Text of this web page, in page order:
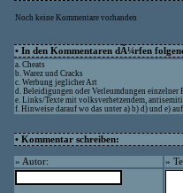
Noch keine Kommentare vorhanden
• In den Kommentaren dÃ¼rfen
a. Cheats
b. Warez und Cracks
c. Werbung jeglicher Art
d. Beleidigungen oder Verleumdungen einzelner
e. Links/Texte mit volksverhetzendem,
f. Hinweise darauf wo das unter a) b) d) und e)
• Kommentar schreiben:
» Autor: »